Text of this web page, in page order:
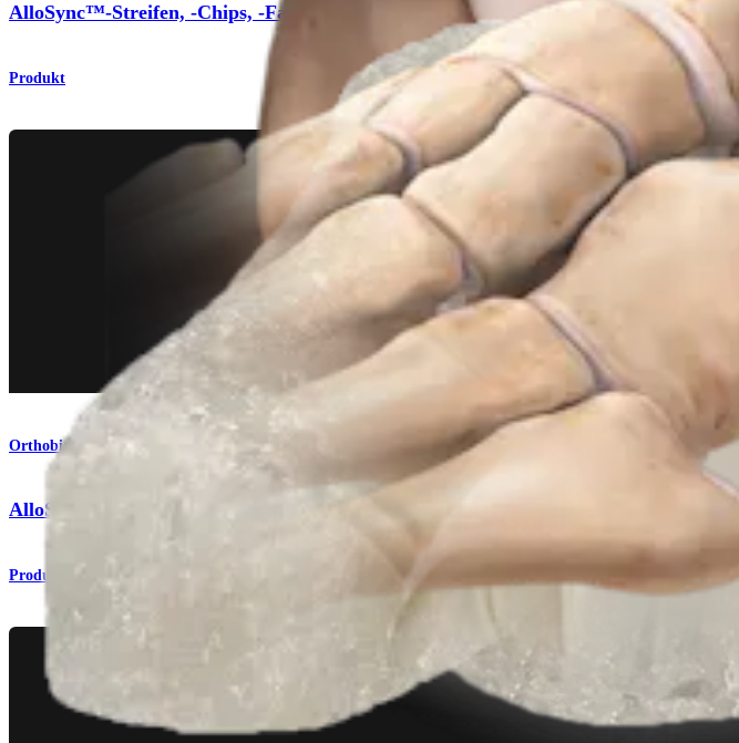
AlloSync™-Streifen, -Chips, -Fasern und Cubes
Produkt
Orthobiologie
AlloSync™-Knochentransplantate
Produkt